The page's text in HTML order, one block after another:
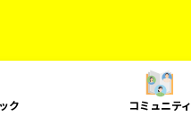
ク コミュニティ